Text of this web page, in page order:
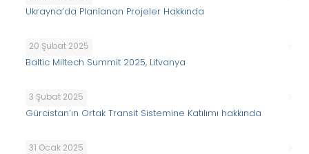
Ukrayna’da Planlanan Projeler Hakkında
20 Şubat 2025
Baltic Miltech Summit 2025, Litvanya
3 Şubat 2025
Gürcistan’ın Ortak Transit Sistemine Katılımı hakkında
31 Ocak 2025